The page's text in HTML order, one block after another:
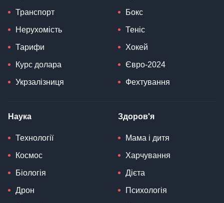
Транспорт
Нерухомість
Тарифи
Курс долара
Укрзалізниця
Бокс
Теніс
Хокей
Євро-2024
Фехтування
Наука
Технології
Космос
Біологія
Дрон
Здоров'я
Мама і дитя
Харчування
Дієта
Психологія